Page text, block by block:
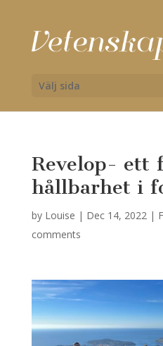
Välj sida
Revelop- ett
hållbarhet i
by Louise | Dec 14, 2022|
comments